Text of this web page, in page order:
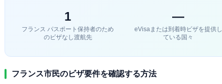
1
フランス パスポート保持者のため
のビザなし渡航先
—
eVisaまたは到着時ビザを提供し
ている国々
フランス市民のビザ要件を確認する方法